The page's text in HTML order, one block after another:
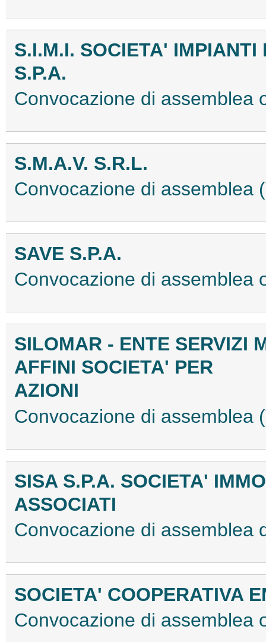
S.I.M.I. SOCIETA'
S.P.A.
Convocazione di assemblea
S.M.A.V. S.R.L.
Convocazione di assemblea
SAVE S.P.A.
Convocazione di assemblea
SILOMAR - ENTE SERVIZI
AFFINI SOCIETA' PER
AZIONI
Convocazione di assemblea
SISA S.P.A. SOCIETA'
ASSOCIATI
Convocazione di assemblea
SOCIETA' COOPERATIVA
Convocazione di assemblea